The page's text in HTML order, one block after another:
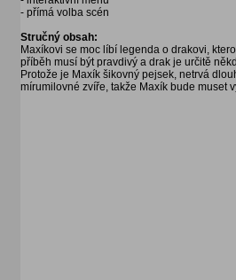
- přímá volba scén
Stručný obsah:
Maxíkovi se moc líbí legenda o drakovi,
příběh musí být pravdivý a drak je určitě
Protože je Maxík šikovný pejsek, netrvá
mírumilovné zvíře, takže Maxík bude muset